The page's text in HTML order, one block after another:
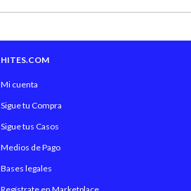
HITES.COM
Mi cuenta
Sigue tu Compra
Sigue tus Casos
Medios de Pago
Bases legales